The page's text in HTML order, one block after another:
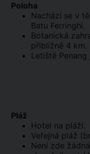
Poloha
Nachází se v
Batu Ferringhi.
Botanická
přibližně 4 km.
Letiště
Pláž
Hotel na pláži.
Veřejná pláž
Není zde